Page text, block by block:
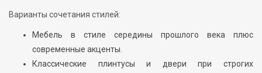
Варианты сочетания стилей:
Мебель в стиле середины прошлого века плюс
современные акценты.
Классические плинтусы и двери при строгих